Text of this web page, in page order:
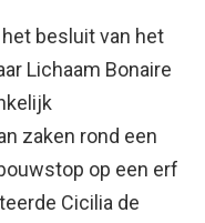
besluit van het
Lichaam Bonaire
zaken rond een
op een erf
Cicilia de